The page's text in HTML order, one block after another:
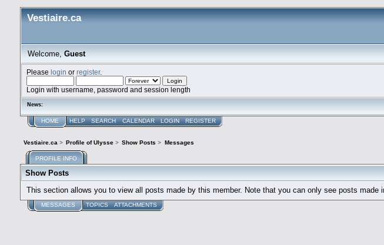
Vestiaire.ca
Welcome,Guest
Please login or register.
Login with username, password and session length
News:
HOME HELP SEARCH CALENDAR LOGIN REGISTER
Vestiaire.ca > Profile of Ulysse > Show Posts > Messages
PROFILE INFO
Show Posts
This section allows you to view all posts made by this member. Note that you can only see posts made
MESSAGES TOPICS ATTACHMENTS